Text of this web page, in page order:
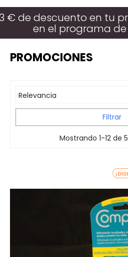
palanca
€ de descuento en tu
en el programa
PROMOCIONES
Relevancia
Filtrar
Mostrando 1-12 de